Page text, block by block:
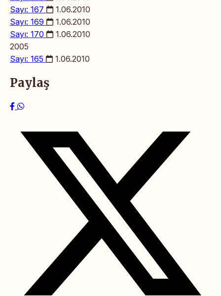
Sayı: 167
1.06.2010
Sayı: 169
1.06.2010
Sayı: 170
1.06.2010
2005
Sayı: 165
1.06.2010
Paylaş